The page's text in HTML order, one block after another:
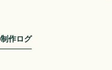
作ログ